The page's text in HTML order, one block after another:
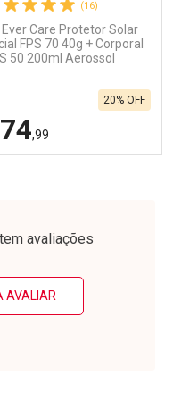
Ativar Desconto
Comprar sem Desconto
(16)
Ever Care Protetor Solar
FPS 70 40g + Corporal
50 200ml Aerossol
74,99
20% OFF
Menos
avaliações
AVALIAR